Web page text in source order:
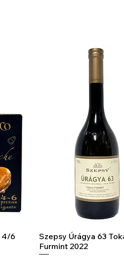
4/6
Szepsy Úrágya 63
Furmint 2022